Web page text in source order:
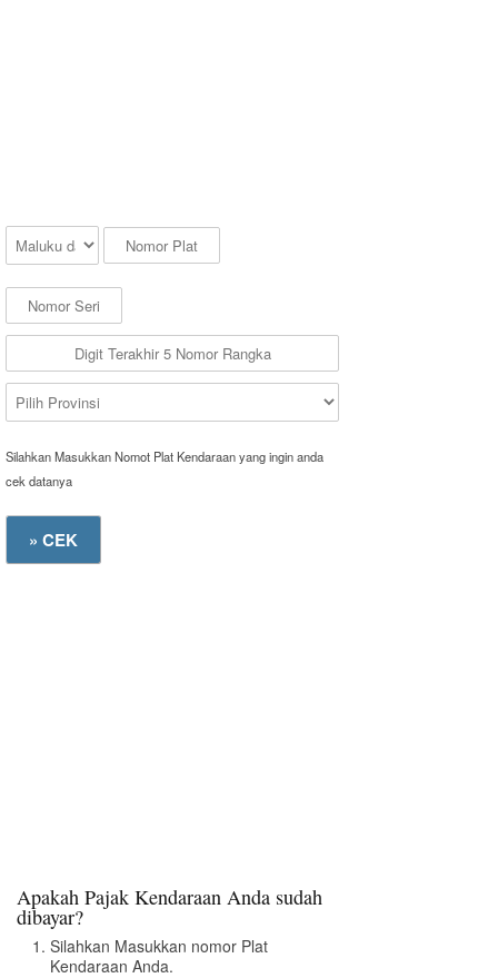
Silahkan Masukkan Nomot Plat Kendaraan yang ingin anda
cek datanya
Apakah Pajak Kendaraan Anda sudah
dibayar?
Silahkan Masukkan nomor Plat
Kendaraan Anda.